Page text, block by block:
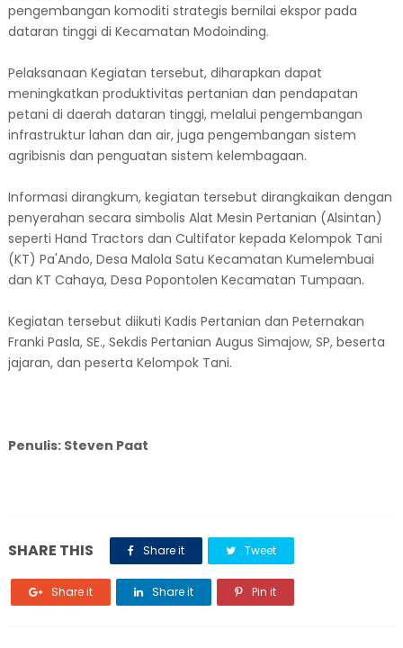
pengembangan komoditi strategis bernilai ekspor pada
dataran tinggi di Kecamatan Modoinding.
Pelaksanaan Kegiatan tersebut, diharapkan dapat
meningkatkan produktivitas pertanian dan pendapatan
petani di daerah dataran tinggi, melalui pengembangan
infrastruktur lahan dan air, juga pengembangan sistem
agribisnis dan penguatan sistem kelembagaan.
Informasi dirangkum, kegiatan tersebut dirangkaikan dengan
penyerahan secara simbolis Alat Mesin Pertanian (Alsintan)
seperti Hand Tractors dan Cultifator kepada Kelompok Tani
(KT) Pa'Ando, Desa Malola Satu Kecamatan Kumelembuai
dan KT Cahaya, Desa Popontolen Kecamatan Tumpaan.
Kegiatan tersebut diikuti Kadis Pertanian dan Peternakan
Franki Pasla, SE., Sekdis Pertanian Augus Simajow, SP, beserta
jajaran, dan peserta Kelompok Tani.
Penulis: Steven Paat
SHARE THIS Share it Tweet
Share it Share it Pin it